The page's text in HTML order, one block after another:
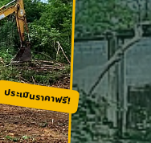
ประเมินราคาฟรี!